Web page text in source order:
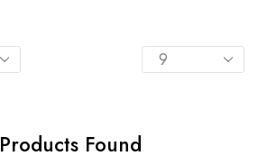
Products Found